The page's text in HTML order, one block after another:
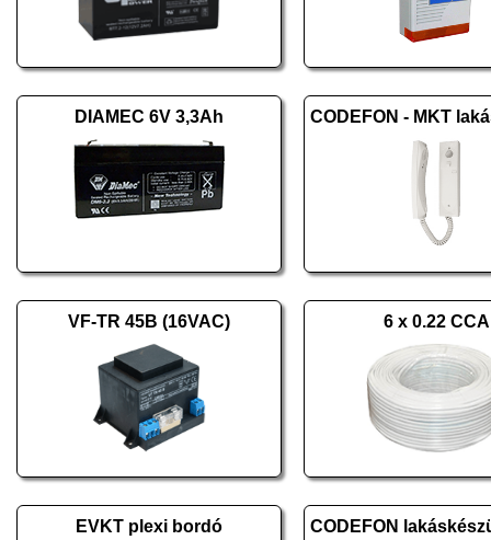
DIAMEC 6V 3,3Ah
VF-TR 45B (16VAC) 6 x 0.22 CCA
EVKT plexi bordó